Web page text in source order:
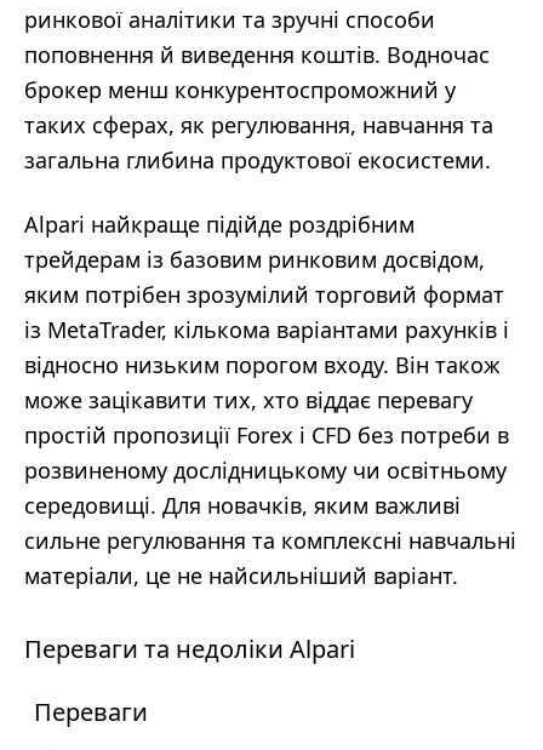
ринкової аналітики та зручні способи
поповнення й виведення коштів. Водночас
брокер менш конкурентоспроможний у
таких сферах, як регулювання, навчання та
загальна глибина продуктової екосистеми.
Alpari найкраще підійде роздрібним
трейдерам із базовим ринковим досвідом,
яким потрібен зрозумілий торговий формат
із MetaTrader, кількома варіантами рахунків і
відносно низьким порогом входу. Він також
може зацікавити тих, хто віддає перевагу
простій пропозиції Forex і CFD без потреби в
розвиненому дослідницькому чи освітньому
середовищі. Для новачків, яким важливі
сильне регулювання та комплексні навчальні
матеріали, це не найсильніший варіант.
Переваги та недоліки Alpari
Переваги